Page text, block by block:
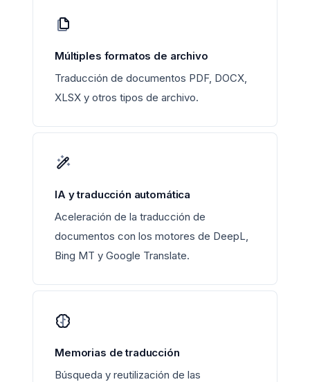
Múltiples formatos de archivo
Traducción de documentos PDF, DOCX,
XLSX y otros tipos de archivo.
IA y traducción automática
Aceleración de la traducción de
documentos con los motores de DeepL,
Bing MT y Google Translate.
Memorias de traducción
Búsqueda y reutilización de las